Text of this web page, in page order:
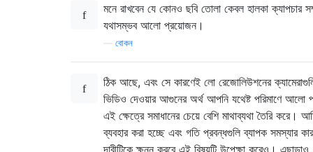
মনে রাখবেন যে কোনও ছবি তোলা কেবল হালকা ক্যাপচার
যথাসম্ভব আলো প্রয়োজন।
বোকন
ঠিক আছে, এবং সে কারণেই লো রেজোলিউশনের
ভিডিও দেওয়ার আগুনের অর্থ আপনি যথেষ্ট পরিমাণে আলো
এই ক্ষেত্রে সমাধানের চেয়ে বেশি মাথাব্যথা তৈরি
ব্যবহার করা হচ্ছে এবং গতি প্রবন্ধগুলি ব্যাপক সমস্যার
দাবীটিকে ক্ষুন্ন করবে এই বিষয়টি উপেক্ষা করেও।